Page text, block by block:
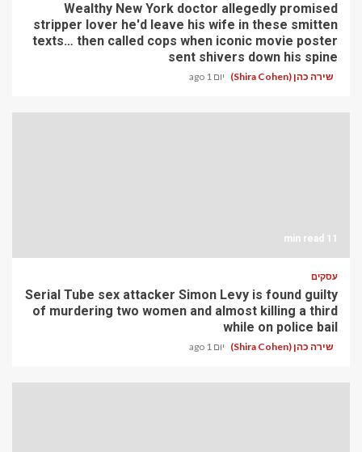
Wealthy New York doctor allegedly promised
stripper lover he'd leave his wife in these smitten
texts… then called cops when iconic movie poster
sent shivers down his spine
שירה כהן (Shira Cohen) יום 1 ago
11 min read
עסקים
Serial Tube sex attacker Simon Levy is found guilty
of murdering two women and almost killing a third
while on police bail
שירה כהן (Shira Cohen) יום 1 ago